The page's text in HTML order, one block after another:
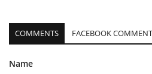
COMMENTS FACEBOOK
Name